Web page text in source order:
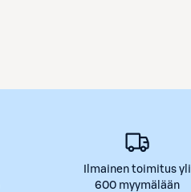
Ilmainen toimitus yli
600 myymälään